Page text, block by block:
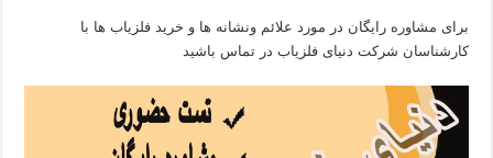
برای مشاوره رایگان در مورد علائم ونشانه ها و خرید فلزیاب ها با
کارشناسان شرکت دنیای فلزیاب در تماس باشید